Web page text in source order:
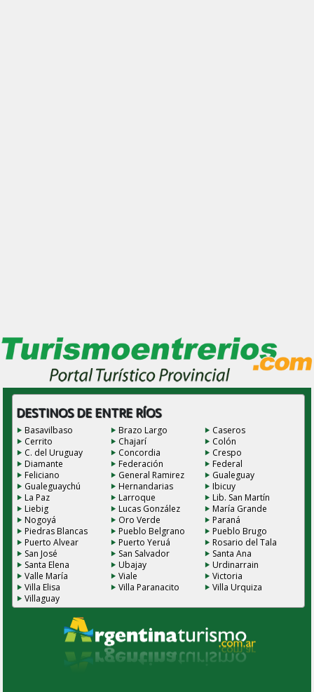
DESTINOS DE ENTRE RÍOS
Basavilbaso Brazo Largo
Caseros
Cerrito
Chajarí
Colón
C. del Uruguay
Concordia
Crespo
Diamante
Federación
Federal
Feliciano
General Ramirez
Gualeguay
Gualeguaychú
Hernandarias
Ibicuy
La Paz
Larroque
Lib. San Martín
Liebig
Lucas González
María Grande
Nogoyá
Oro Verde
Paraná
Piedras Blancas
Pueblo Belgrano
Pueblo Brugo
Puerto Alvear
Puerto Yeruá
Rosario del Tala
San José
San Salvador
Santa Ana
Santa Elena
Ubajay
Urdinarrain
Valle María
Viale
Victoria
Villa Elisa
Villa Paranacito
Villa Urquiza
Villaguay